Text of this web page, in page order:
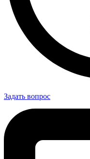
Задать вопрос